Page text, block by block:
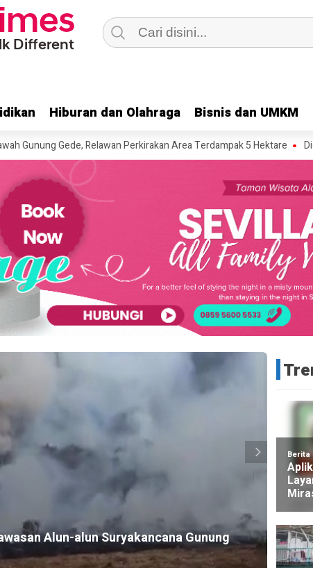
Hiburan dan Olahraga Bisnis dan UMKM
Hiburan dan Olahraga Bisnis dan UMKM
Gede, Relawan Perkirakan Area Terdampak 5 Hektare Diduga
Alun-alun Suryakancana Gunung
Pria